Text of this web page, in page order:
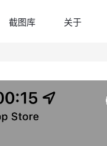
截图库 关于